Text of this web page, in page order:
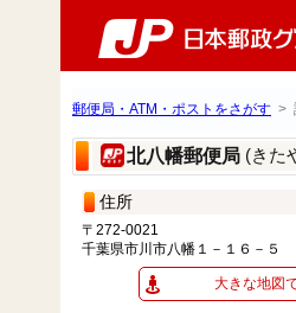
郵便局・ATM・ポストをさがす >
北八幡郵便局 (きた
住所
〒272-0021
千葉県市川市八幡１－１６－５
大きな地図